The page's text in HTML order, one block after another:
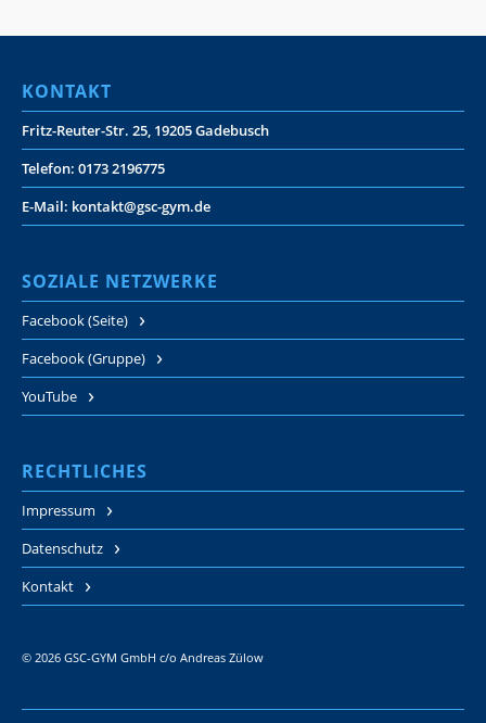
KONTAKT
Fritz-Reuter-Str. 25, 19205 Gadebusch
Telefon: 0173 2196775
E-Mail: kontakt@gsc-gym.de
SOZIALE NETZWERKE
Facebook (Seite)
Facebook (Gruppe)
YouTube
RECHTLICHES
Impressum
Datenschutz
Kontakt
© 2026 GSC-GYM GmbH c/o Andreas Zülow